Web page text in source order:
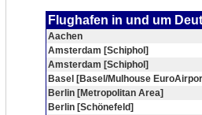
Flughafen in und um
Aachen
Amsterdam [Schiphol]
Amsterdam [Schiphol]
Basel [Basel/Mulhouse
Berlin [Metropolitan Area]
Berlin [Schönefeld]